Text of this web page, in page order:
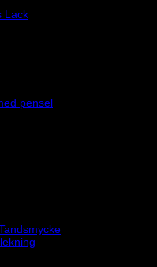
Lack
pensel